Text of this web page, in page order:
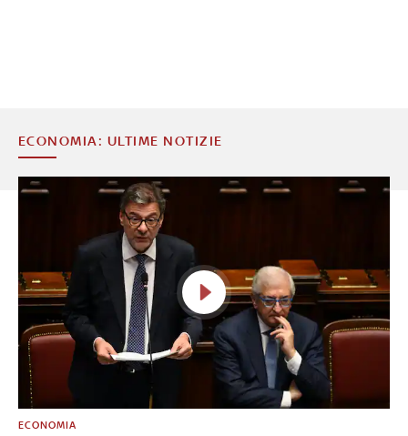
ECONOMIA: ULTIME NOTIZIE
ECONOMIA